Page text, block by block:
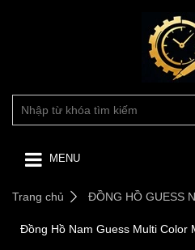
MENU
Trang chủ ĐỒNG HỒ GUESS
Đồng Hồ Nam Guess Multi Color